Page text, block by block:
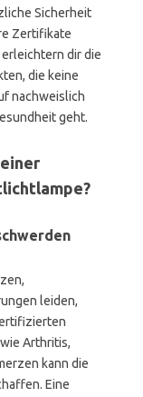
Sicherheit
Zertifikate
dir die
die keine
nachweislich
geht.
leiden,
Arthritis,
kann die
Eine